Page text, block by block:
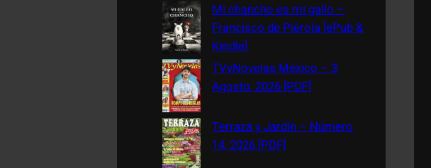
Mi chancho es mi gallo –
Francisco de Piérola [ePub &
Kindle]
TVyNovelas México – 3
Agosto, 2026 [PDF]
Terraza y Jardín – Número
14, 2026 [PDF]